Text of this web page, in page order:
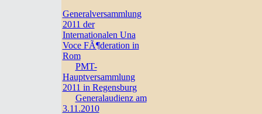
Generalversammlung
2011 der
Internationalen Una
Voce FÃ¶deration in
Rom
PMT-
Hauptversammlung
2011 in Regensburg
Generalaudienz am
3.11.2010